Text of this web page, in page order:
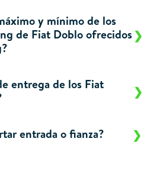
y mínimo de los
de Fiat Doblo ofrecidos
entrega de los Fiat
entrada o fianza?